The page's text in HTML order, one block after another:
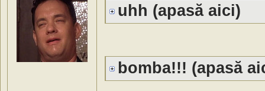
uhh (apasă aici)
bomba!!! (apasă